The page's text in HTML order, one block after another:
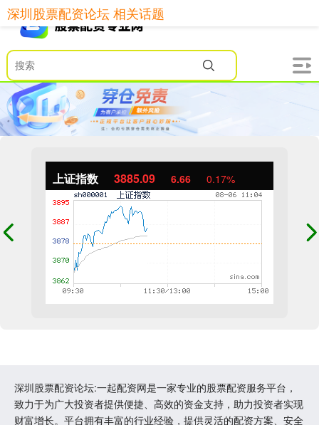
上证指数 3885.09 6.66 0.17%
深圳股票配资论坛:一起配资网是一家专业的股票配资服务平台，
致力于为广大投资者提供便捷、高效的资金支持，助力投资者实现
财富增长。平台拥有丰富的行业经验，提供灵活的配资方案、安全
深圳股票配资论坛 相关话题